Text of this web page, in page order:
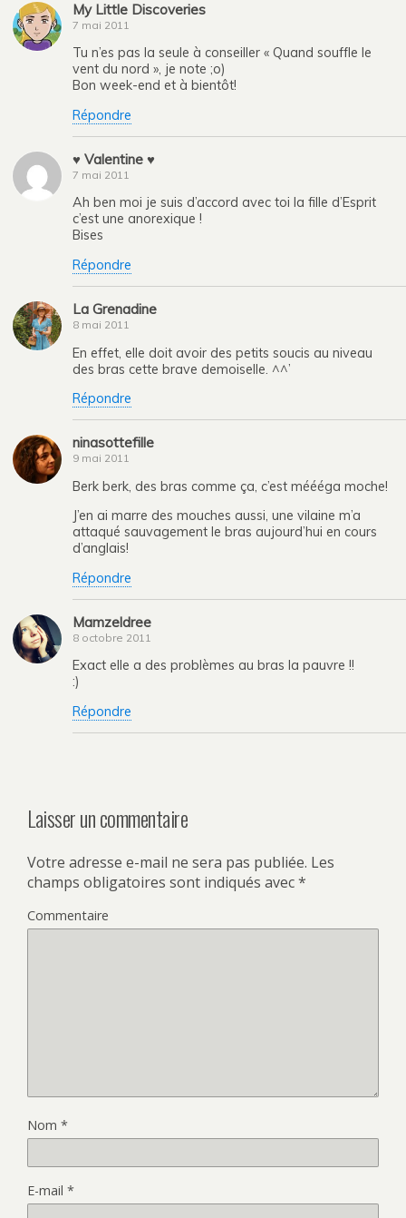
My Little Discoveries
7 mai 2011
Tu n’es pas la seule à conseiller « Quand souffle le
vent du nord », je note ;o)
Bon week-end et à bientôt!
Répondre
♥ Valentine ♥
7 mai 2011
Ah ben moi je suis d’accord avec toi la fille d’Esprit
c’est une anorexique !
Bises
Répondre
La Grenadine
8 mai 2011
En effet, elle doit avoir des petits soucis au niveau
des bras cette brave demoiselle. ^^’
Répondre
ninasottefille
9 mai 2011
Berk berk, des bras comme ça, c’est méééga moche!
J’en ai marre des mouches aussi, une vilaine m’a
attaqué sauvagement le bras aujourd’hui en cours
d’anglais!
Répondre
Mamzeldree
8 octobre 2011
Exact elle a des problèmes au bras la pauvre !!
:)
Répondre
Laisser un commentaire
Votre adresse e-mail ne sera pas publiée. Les
champs obligatoires sont indiqués avec*
Commentaire
Nom *
E-mail *